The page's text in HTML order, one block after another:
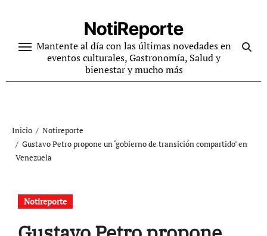
contenido
NotiReporte
Mantente al día con las últimas novedades en
eventos culturales, Gastronomía, Salud y
bienestar y mucho más
Inicio
Notireporte
Gustavo Petro propone un ‘gobierno de transición compartido’ en
Venezuela
Notireporte